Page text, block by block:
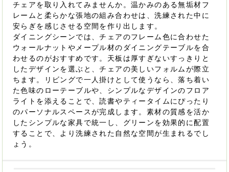
チェアを取り入れてみませんか。温かみのある無垢材フ
レームと柔らかな張地の組み合わせは、洗練された中に
安らぎを感じさせる空間を作り出します。
ダイニングシーンでは、チェアのフレーム色に合わせた
ウォールナットやメープル材のダイニングテーブルを合
わせるのがおすすめです。天板は厚すぎないすっきりと
したデザインを選ぶと、チェアの美しいフォルムが際立
ちます。リビングで一人掛けとして使うなら、落ち着い
た色味のローテーブルや、シンプルなデザインのフロア
ライトを添えることで、読書やティータイムにぴったり
のパーソナルスペースが完成します。素材の質感を活か
したシンプルな家具で統一し、グリーンを効果的に配置
することで、より洗練された自然な空間が生まれるでし
ょう。